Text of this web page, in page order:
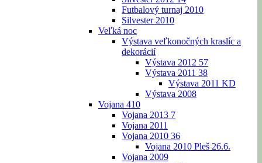
Futbalový turnaj 2010
Silvester 2010
Veľká noc
Výstava veľkonočných kraslíc a
dekorácií
Výstava 2012 57
Výstava 2011 38
Výstava 2011 KD
Výstava 2008
Vojana 410
Vojana 2013 7
Vojana 2011
Vojana 2010 36
Vojana 2010 Pleš 26.6.
Vojana 2009